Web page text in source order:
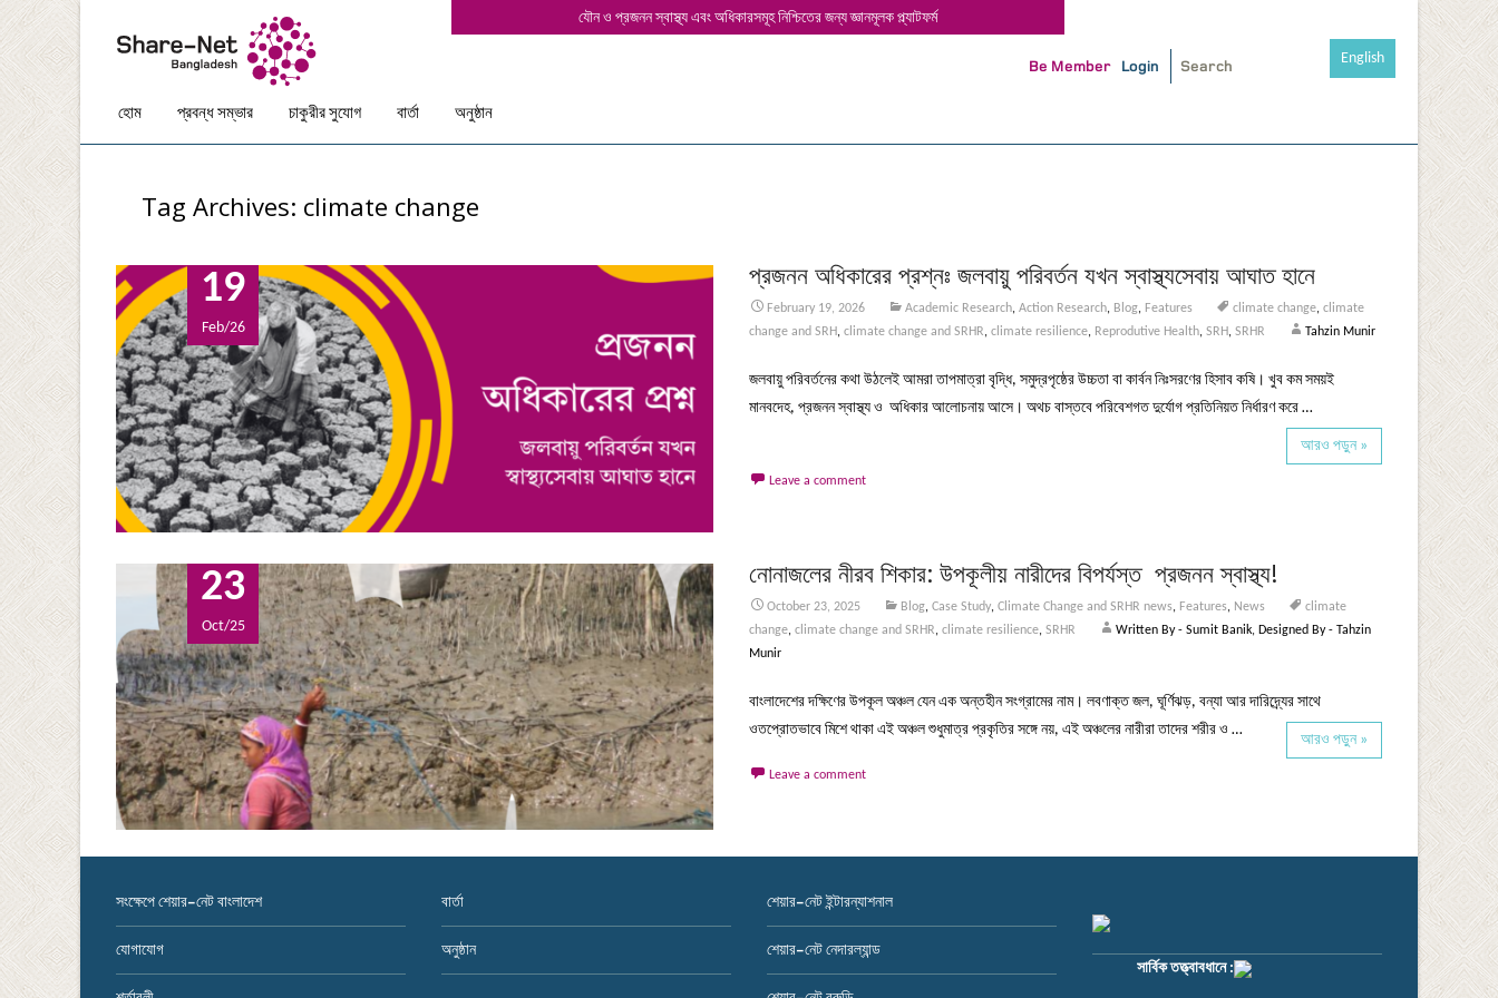
যৌন ও প্রজনন স্বাস্থ্য এবং অধিকারসমূহ নিশ্চিতের জন্য জ্ঞানমূলক প্ল্যাটফর্ম
Be Member Login
Skipহোম প্রবন্ধ সম্ভার চাকুরীর সুযোগ বার্তা অনুষ্ঠান
English
Tag Archives: climate change
19
Feb/26
প্রজনন অধিকারের প্রশ্নঃ জলবায়ু পরিবর্তন যখন স্বাস্থ্যসেবায় আঘাত হানে
February 19, 2026 Academic Research, Action Research, Blog, Features climate change, climate
change and SRH, climate change and SRHR, climate resilience, Reprodutive Health, SRH, SRHR Tahzin Munir
জলবায়ু পরিবর্তনের কথা উঠলেই আমরা তাপমাত্রা বৃদ্ধি, সমুদ্রপৃষ্ঠের উচ্চতা বা কার্বন নিঃসরণের হিসাব কষি। খুব কম সময়ই
মানবদেহ, প্রজনন স্বাস্থ্য ও অধিকার আলোচনায় আসে। অথচ বাস্তবে পরিবেশগত দুর্যোগ প্রতিনিয়ত নির্ধারণ করে …
আরও পড়ুন »
Leave a comment
23
Oct/25
নোনাজলের নীরব শিকার: উপকূলীয় নারীদের বিপর্যস্ত প্রজনন স্বাস্থ্য!
October 23, 2025 Blog, Case Study, Climate Change and SRHR news, Features, News
climate
change, climate change and SRHR, climate resilience, SRHR
Written By - Sumit Banik, Designed By - Tahzin
Munir
বাংলাদেশের দক্ষিণের উপকূল অঞ্চল যেন এক অন্তহীন সংগ্রামের নাম। লবণাক্ত জল, ঘূর্ণিঝড়, বন্যা আর দারিদ্র্যের সাথে
ওতপ্রোতভাবে মিশে থাকা এই অঞ্চল শুধুমাত্র প্রকৃতির সঙ্গে নয়, এই অঞ্চলের নারীরা তাদের শরীর ও …
আরও পড়ুন »
Leave a comment
সংক্ষেপে শেয়ার-নেট বাংলাদেশ
যোগাযোগ
বার্তা
অনুষ্ঠান
শেয়ার-নেট ইন্টারন্যাশনাল
শেয়ার-নেট নেদারল্যান্ড
সার্বিক তত্ত্বাবধানে :